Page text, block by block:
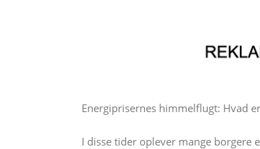
Energiprisernes himmelflugt: Hvad
I disse tider oplever mange borgere